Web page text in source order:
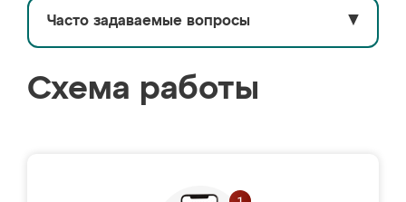
Часто задаваемые вопросы ▼
Схема работы